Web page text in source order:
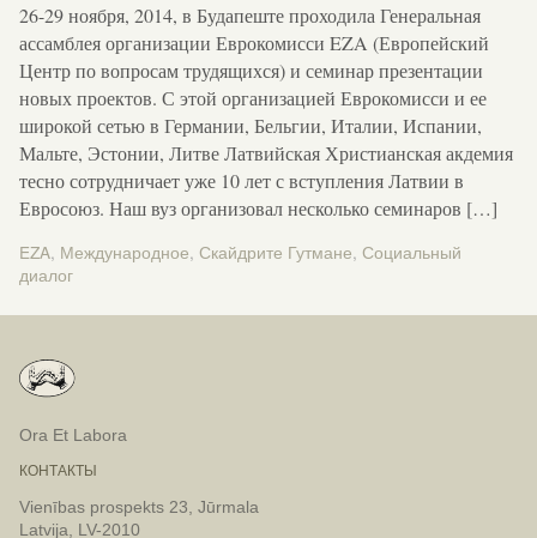
26-29 ноября, 2014, в Будапеште проходила Генеральная
ассамблея организации Еврокомисси EZA (Европейский
Центр по вопросам трудящихся) и семинар презентации
новых проектов. С этой организацией Еврокомисси и ее
широкой сетью в Германии, Бельгии, Италии, Испании,
Мальте, Эстонии, Литве Латвийская Христианская акдемия
тесно сотрудничает уже 10 лет с вступления Латвии в
Евросоюз. Наш вуз организовал несколько семинаров […]
EZA, Международное, Скайдрите Гутмане, Социальный
диалог
Ora Et Labora
КОНТАКТЫ
Vienības prospekts 23, Jūrmala
Latvija, LV-2010